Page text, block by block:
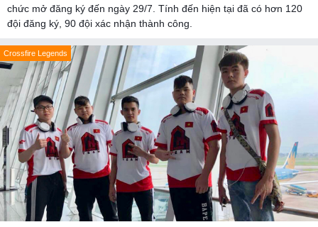
chức mở đăng ký đến ngày 29/7. Tính đến hiện tại đã có hơn 120
đội đăng ký, 90 đội xác nhận thành công.
Crossfire Legends